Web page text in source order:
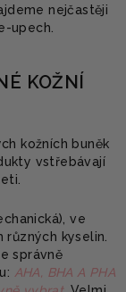
nejčastěji
upech.
KOŽNÍ
kožních buněk
vstřebávají
ve
různých kyselin.
správně
AHA, BHA A PHA